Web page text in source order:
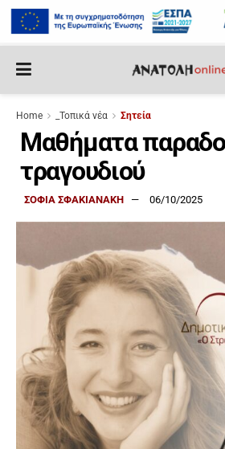
Home _Τοπικά νέα Σητεία
Μαθήματα
τραγουδιού
ΣΟΦΙΑ ΣΦΑΚΙΑΝΑΚΗ 06/10/2025